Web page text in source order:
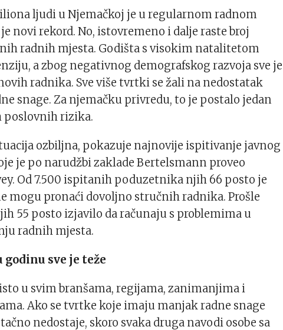
ljudi u Njemačkoj je u regularnom radnom
novi rekord. No, istovremeno i dalje raste broj
radnih mjesta. Godišta s visokim natalitetom
a zbog negativnog demografskog razvoja sve je
radnika. Sve više tvrtki se žali na nedostatak
snage. Za njemačku privredu, to je postalo jedan
poslovnih rizika.
ozbiljna, pokazuje najnovije ispitivanje javnog
je po narudžbi zaklade Bertelsmann proveo
Od 7.500 ispitanih poduzetnika njih 66 posto je
mogu pronaći dovoljno stručnih radnika. Prošle
55 posto izjavilo da računaju s problemima u
radnih mjesta.
godinu sve je teže
u svim branšama, regijama, zanimanjima i
Ako se tvrtke koje imaju manjak radne snage
nedostaje, skoro svaka druga navodi osobe sa